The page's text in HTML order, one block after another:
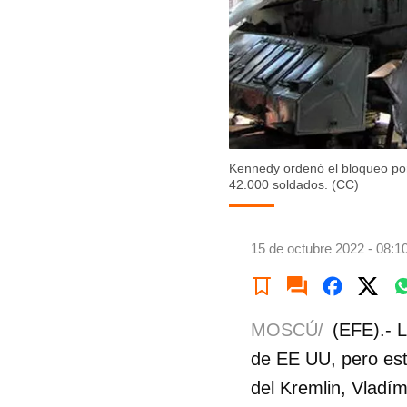
Kennedy ordenó el bloqueo
42.000 soldados. (CC)
15 de octubre 2022 -
MOSCÚ/ (EFE).-
de EE UU, pero
del Kremlin,